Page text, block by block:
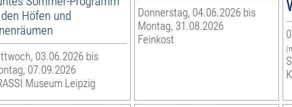
Höfen und
03.06.2026 bis
07.09.2026
Museum Leipzig
Donnerstag, 04.06.2026 bis
Montag, 31.08.2026
Feinkost